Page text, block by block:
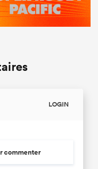
LOGIN
commenter